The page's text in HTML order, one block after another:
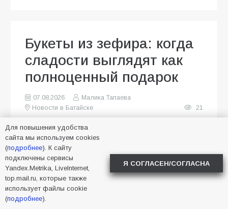
Букеты из зефира: когда
сладости выглядят как
полноценный подарок
07.08.2026
Малика Тапаева
Новости в Батайске
21
Для повышения удобства
сайта мы используем cookies
(подробнее). К сайту
подключены сервисы
Yandex.Metrika, LiveInternet,
top.mail.ru, которые также
использует файлы cookie
(подробнее).
Я СОГЛАСЕН/СОГЛАСНА